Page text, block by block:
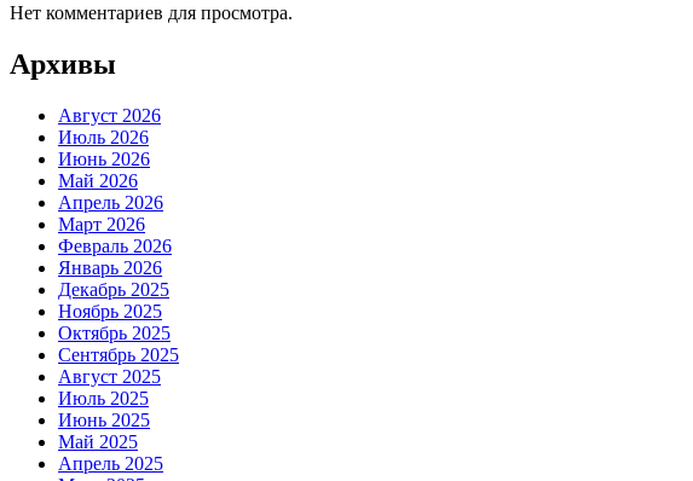
Нет комментариев для просмотра.
Архивы
Август 2026
Июль 2026
Июнь 2026
Май 2026
Апрель 2026
Март 2026
Февраль 2026
Январь 2026
Декабрь 2025
Ноябрь 2025
Октябрь 2025
Сентябрь 2025
Август 2025
Июль 2025
Июнь 2025
Май 2025
Апрель 2025